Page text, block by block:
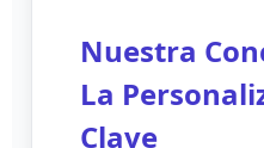
Nuestra
La
Clave